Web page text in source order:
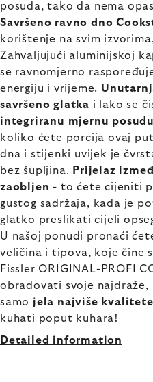
posuđa, tako da nema
Savršeno ravno dno
korištenje na svim
Zahvaljujući aluminijskoj
se ravnomjerno
energiju i vrijeme.
savršeno glatka i lako se
integriranu mjernu posudu
koliko ćete porcija ovaj
dna i stijenki uvijek je
bez šupljina. Prijelaz
zaobljen- to ćete cijeniti
gustog sadržaja, kada je
glatko preslikati cijeli
U našoj ponudi pronaći
veličina i tipova, koje čine
Fissler ORIGINAL-PROFI
obradovati svoje
samo jela najviše kvalitete
kuhati poput kuhara!
Detailed information